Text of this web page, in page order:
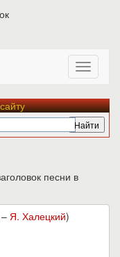
песни в
– Я. Халецкий)